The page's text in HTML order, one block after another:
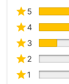
5
4
3
2
1